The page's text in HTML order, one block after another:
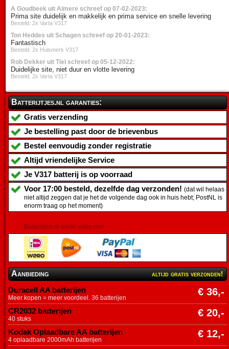
A Goudbeek uit Almere schreef op 07-02-2023:
Prima site duidelijk en makkelijk en prima service en snelle levering
Besteld: 2x Varta V317
Ton Heddes uit Schagen schreef op 20-01-2023:
Fantastisch
Besteld: 2x Huismerk V317
Rob Dekker uit Tiel schreef op 05-12-2022:
Duidelijke site, niet duur en vlotte levering
Besteld: 2x Varta V317
Batterijtjes.nl garanties:
Gratis verzending
Je bestelling past door de brievenbus
Bestel eenvoudig zonder registratie
Altijd vriendelijke Service
Je V317 batterij is op voorraad
Voor 17:00 besteld, dezelfde dag verzonden! (dat wil helaas
niet altijd zeggen dat je het de volgende dag ook in huis hebt; PostNL is
enorm traag op het moment)
Batterijtjes.nl werkt veilig met:
Aanbieding altijd gratis verzonden!
Duracell AA batterijen € 36,-
Meer kopen = meer voordeel. 36 batterijen
CR2032 batterijen € 20,-
40 stuks
Kodak Oplaadbare AA batterijen € 12,-
4 oplaadbare 2000mAh batterijen